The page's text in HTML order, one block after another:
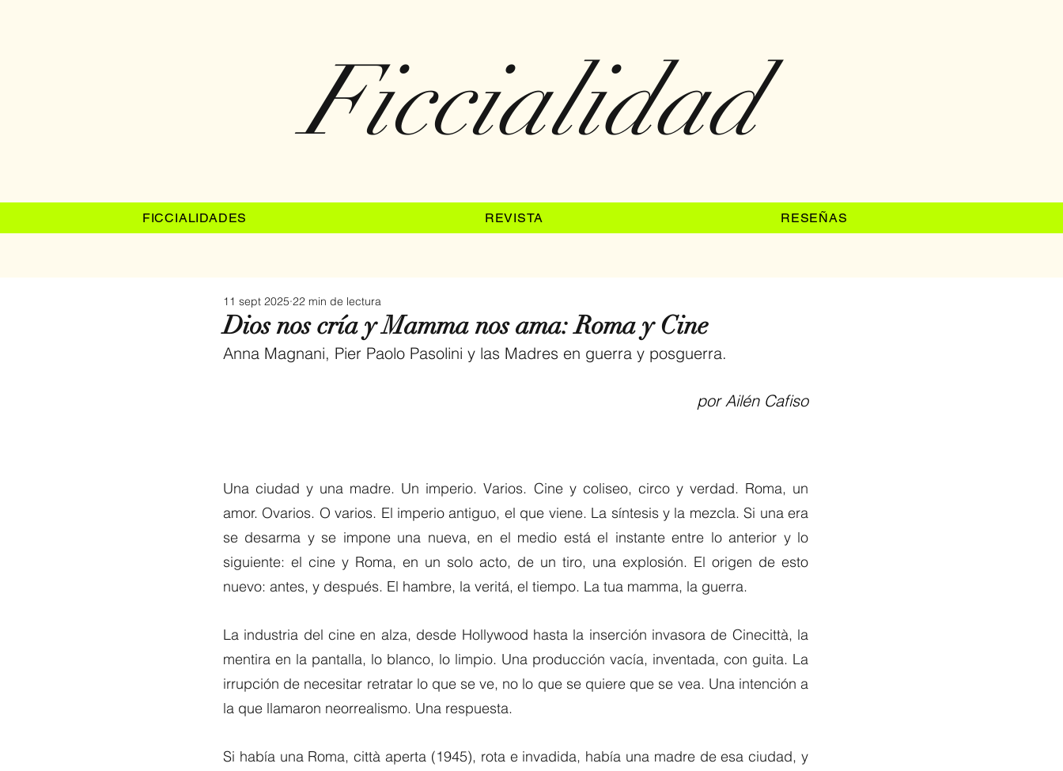
Ficcialidad
FICCIALIDADES REVISTA RESEÑAS
Dios nos cría y Mamma nos ama: Roma y Cine
11 sept 2025 22 min de lectura
Anna Magnani, Pier Paolo Pasolini y las Madres en guerra y posguerra.
por Ailén Cafiso
Una ciudad y una madre. Un imperio. Varios. Cine y coliseo, circo y verdad. Roma, un
amor. Ovarios. O varios. El imperio antiguo, el que viene. La síntesis y la mezcla. Si una era
se desarma y se impone una nueva, en el medio está el instante entre lo anterior y lo
siguiente: el cine y Roma, en un solo acto, de un tiro, una explosión. El origen de esto
nuevo: antes, y después. El hambre, la veritá, el tiempo. La tua mamma, la guerra.
La industria del cine en alza, desde Hollywood hasta la inserción invasora de Cinecittà, la
mentira en la pantalla, lo blanco, lo limpio. Una producción vacía, inventada, con guita. La
irrupción de necesitar retratar lo que se ve, no lo que se quiere que se vea. Una intención a
la que llamaron neorrealismo. Una respuesta.
Si había una Roma, città aperta (1945), rota e invadida, había una madre de esa ciudad, y